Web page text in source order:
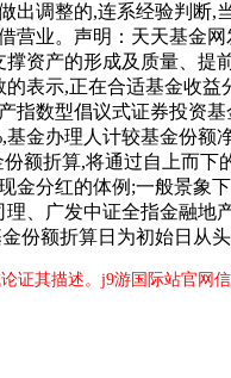
调整的,连系经验判断,
业。声明：天天基金
资产的形成及质量、
表示,正在合适基金收
数型倡议式证券投资
金办理人计较基金份
额折算,将通过自上而
分红的体例;一般景象
、广发中证全指金融
份额折算日为初始日从头
其描述。j9游国际站官网